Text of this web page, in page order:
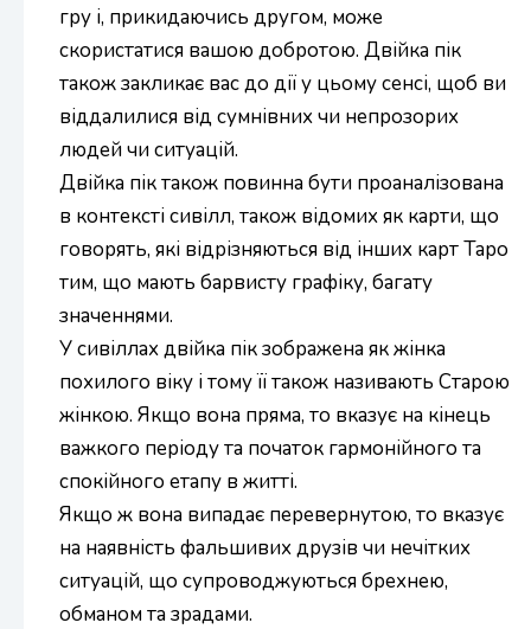
гру і, прикидаючись другом, може
скористатися вашою добротою. Двійка пік
також закликає вас до дії у цьому сенсі, щоб ви
віддалилися від сумнівних чи непрозорих
людей чи ситуацій.
Двійка пік також повинна бути проаналізована
в контексті сивілл, також відомих як карти, що
говорять, які відрізняються від інших карт Таро
тим, що мають барвисту графіку, багату
значеннями.
У сивіллах двійка пік зображена як жінка
похилого віку і тому її також називають Старою
жінкою. Якщо вона пряма, то вказує на кінець
важкого періоду та початок гармонійного та
спокійного етапу в житті.
Якщо ж вона випадає перевернутою, то вказує
на наявність фальшивих друзів чи нечітких
ситуацій, що супроводжуються брехнею,
обманом та зрадами.